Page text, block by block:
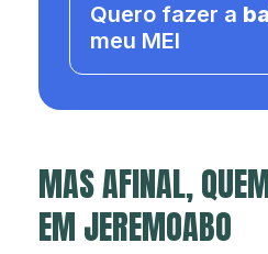
Quero fazer a
meu MEI
MAS AFINAL,
EM JEREMOABO